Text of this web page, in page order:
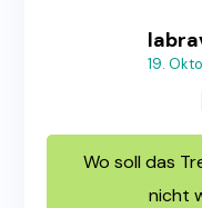
19.
Wo soll das
nicht